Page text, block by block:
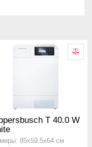
T 40.0 W
85х59.5х64 см